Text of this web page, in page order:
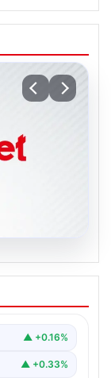
Spor…
▲ +0.16%
▲ +0.33%